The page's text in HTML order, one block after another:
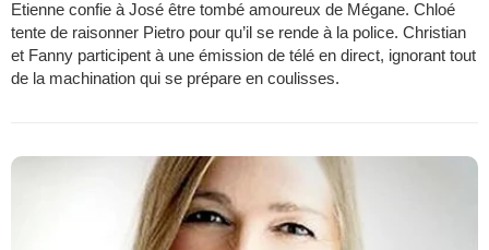
Etienne confie à José être tombé amoureux de Mégane. Chloé
tente de raisonner Pietro pour qu’il se rende à la police. Christian
et Fanny participent à une émission de télé en direct, ignorant tout
de la machination qui se prépare en coulisses.